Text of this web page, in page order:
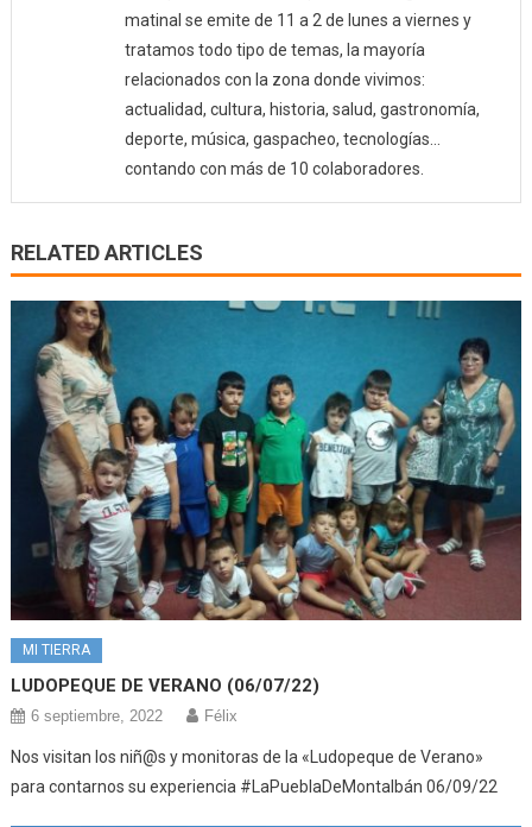
matinal se emite de 11 a 2 de lunes a viernes y
tratamos todo tipo de temas, la mayoría
relacionados con la zona donde vivimos:
actualidad, cultura, historia, salud, gastronomía,
deporte, música, gaspacheo, tecnologías…
contando con más de 10 colaboradores.
RELATED ARTICLES
MI TIERRA
LUDOPEQUE DE VERANO (06/07/22)
6 septiembre, 2022 Félix
Nos visitan los niñ@s y monitoras de la «Ludopeque de Verano»
para contarnos su experiencia #LaPueblaDeMontalbán 06/09/22